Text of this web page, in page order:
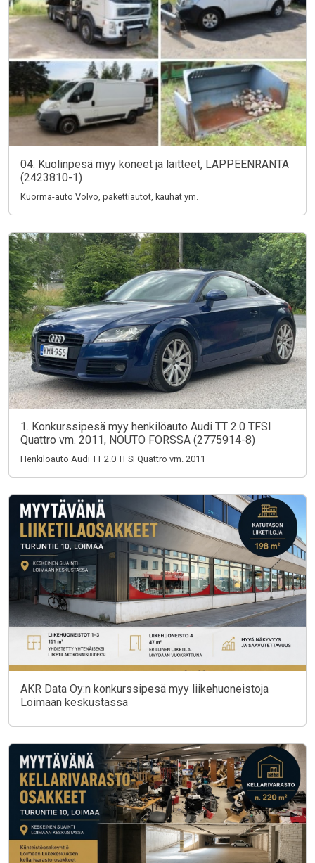
04. Kuolinpesä myy koneet ja laitteet, LAPPEENRANTA
(2423810-1)
Kuorma-auto Volvo, pakettiautot, kauhat ym.
1. Konkurssipesä myy henkilöauto Audi TT 2.0 TFSI
Quattro vm. 2011, NOUTO FORSSA (2775914-8)
Henkilöauto Audi TT 2.0 TFSI Quattro vm. 2011
AKR Data Oy:n konkurssipesä myy liikehuoneistoja
Loimaan keskustassa